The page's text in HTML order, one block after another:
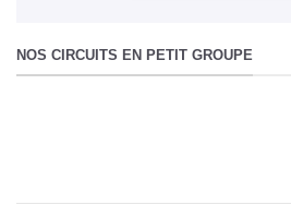
NOS CIRCUITS EN PETIT GROUPE